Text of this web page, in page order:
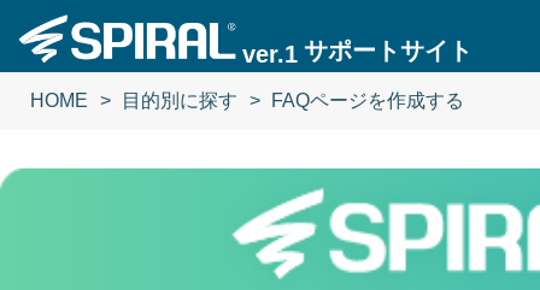
ver.1 サポートサイト
HOME 目的別に探す FAQページを作成する